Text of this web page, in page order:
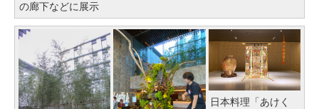
の廊下などに展示
日本料理「あけく